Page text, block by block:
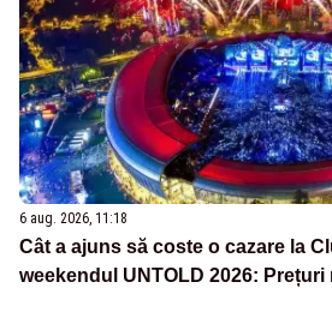
6 aug. 2026, 11:18
Cât a ajuns să coste o cazare la
weekendul UNTOLD 2026: